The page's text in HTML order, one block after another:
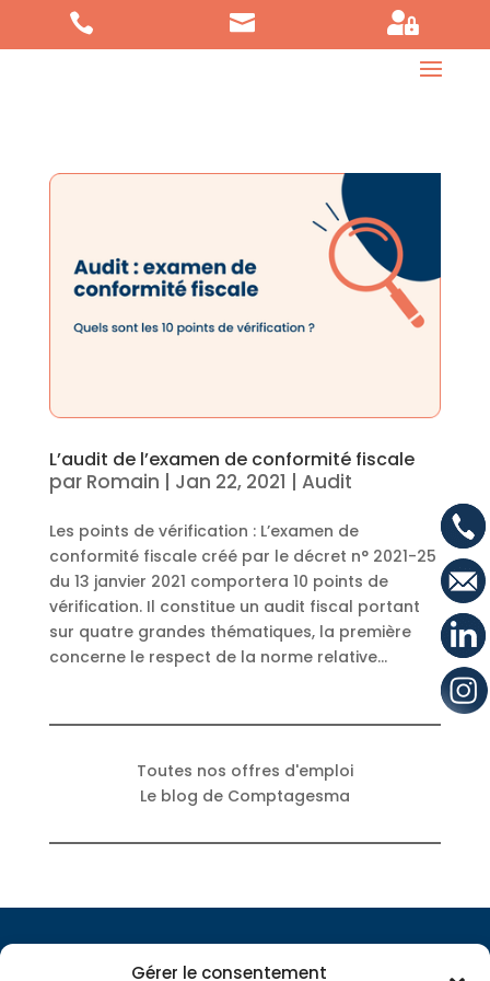
Gérer le consentement
  
L’audit de l’examen de conformité fiscale
par Romain | Jan 22, 2021 | Audit
Les points de vérification : L’examen de
conformité fiscale créé par le décret n° 2021-25
du 13 janvier 2021 comportera 10 points de
vérification. Il constitue un audit fiscal portant
sur quatre grandes thématiques, la première
concerne le respect de la norme relative...
Toutes nos offres d'emploi
Le blog de Comptagesma